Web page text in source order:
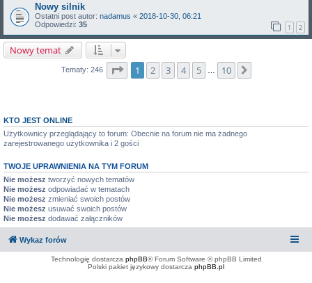
Nowy silnik
Ostatni post autor: nadamus « 2018-10-30, 06:21
Odpowiedzi: 35 1 2
Nowy temat
Tematy: 246 Strona1 z10
1 2 3 4 5 10
KTO JEST ONLINE
Użytkownicy przeglądający to forum: Obecnie na forum nie ma żadnego
zarejestrowanego użytkownika i 2 gości
TWOJE UPRAWNIENIA NA TYM FORUM
Nie możesz tworzyć nowych tematów
Nie możesz odpowiadać w tematach
Nie możesz zmieniać swoich postów
Nie możesz usuwać swoich postów
Nie możesz dodawać załączników
Wykaz forów
Technologię dostarcza phpBB® Forum Software © phpBB Limited
Polski pakiet językowy dostarcza phpBB.pl